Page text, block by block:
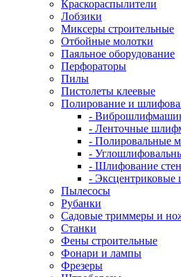
Краскораспылители
Лобзики
Миксеры строительные
Отбойные молотки
Паяльное оборудование
Перфораторы
Пилы
Пистолеты клеевые
Полирование и
-
- Ленточные
- Полировальные
-
- Шлифование стен
-
Пылесосы
Рубанки
Садовые триммеры и
Станки
Фены строительные
Фонари и лампы
Фрезеры